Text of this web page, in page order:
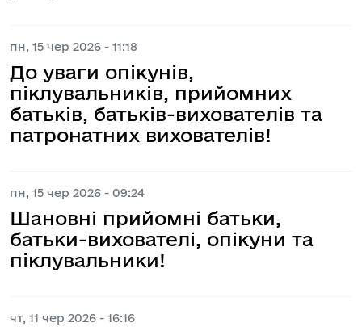
пн, 15 чер 2026 - 11:18
До уваги опікунів,
піклувальників, прийомних
батьків, батьків-вихователів та
патронатних вихователів!
пн, 15 чер 2026 - 09:24
Шановні прийомні батьки,
батьки-вихователі, опікуни та
піклувальники!
чт, 11 чер 2026 - 16:16